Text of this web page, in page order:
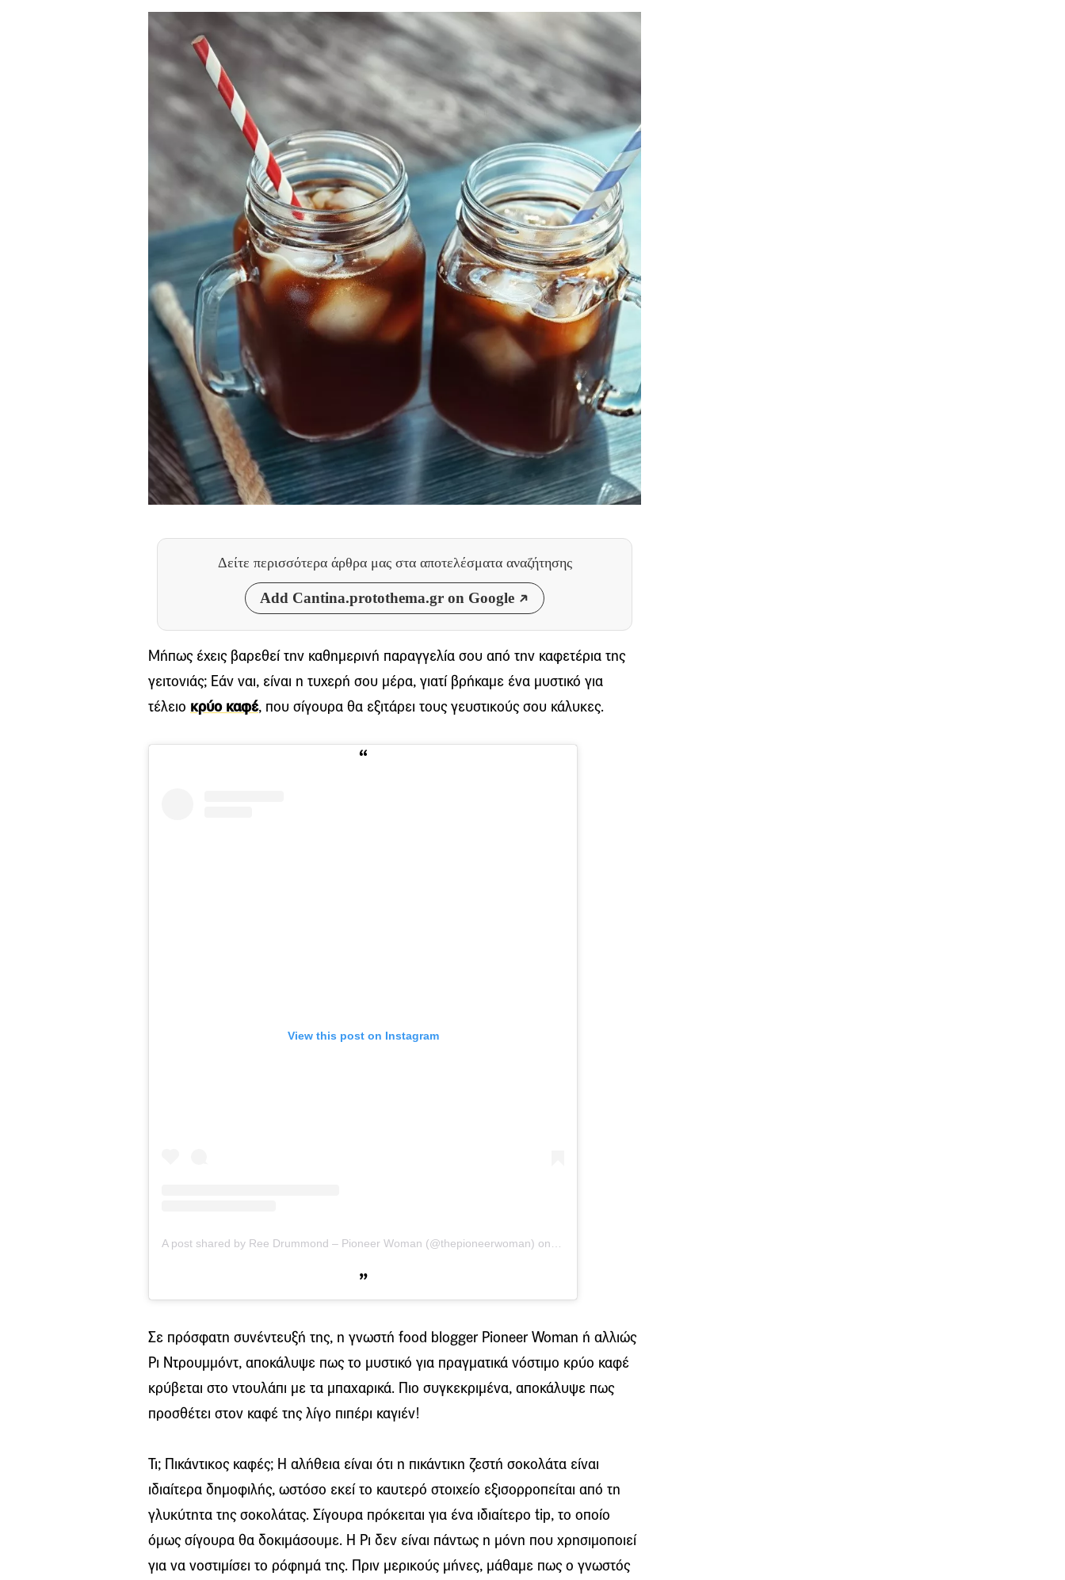
Δείτε περισσότερα άρθρα μας στα αποτελέσματα αναζήτησης
Add Cantina.protothema.gr on Google
Μήπως έχεις βαρεθεί την καθημερινή παραγγελία σου από την καφετέρια της
γειτονιάς; Εάν ναι, είναι η τυχερή σου μέρα, γιατί βρήκαμε ένα μυστικό για
τέλειο κρύο καφέ, που σίγουρα θα εξιτάρει τους γευστικούς σου κάλυκες.
View this post on Instagram
A post shared by Ree Drummond – Pioneer Woman (@thepioneerwoman) on
Σε πρόσφατη συνέντευξή της, η γνωστή food blogger Pioneer Woman ή αλλιώς
Ρι Ντρουμμόντ, αποκάλυψε πως το μυστικό για πραγματικά νόστιμο κρύο καφέ
κρύβεται στο ντουλάπι με τα μπαχαρικά. Πιο συγκεκριμένα, αποκάλυψε πως
προσθέτει στον καφέ της λίγο πιπέρι καγιέν!
Τι; Πικάντικος καφές; Η αλήθεια είναι ότι η πικάντικη ζεστή σοκολάτα είναι
ιδιαίτερα δημοφιλής, ωστόσο εκεί το καυτερό στοιχείο εξισορροπείται από τη
γλυκύτητα της σοκολάτας. Σίγουρα πρόκειται για ένα ιδιαίτερο tip, το οποίο
όμως σίγουρα θα δοκιμάσουμε. Η Ρι δεν είναι πάντως η μόνη που χρησιμοποιεί
για να νοστιμίσει το ρόφημά της. Πριν μερικούς μήνες, μάθαμε πως ο γνωστός